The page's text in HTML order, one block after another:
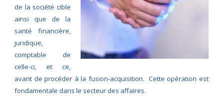
de la société cible
ainsi que de la
santé financière,
juridique,
comptable de
celle-ci, et ce,
avant de procéder à la fusion-acquisition. Cette opération est
fondamentale dans le secteur des affaires.